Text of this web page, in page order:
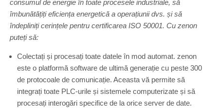
consumul de energie în toate procesele industriale, să
îmbunătățiți eficiența energetică a operațiunii dvs. și să
îndepliniți cerințele pentru certificarea ISO 50001. Cu zenon
puteți să:
Colectați și procesați toate datele în mod automat. zenon
este o platformă software de ultimă generație cu peste 300
de protocoale de comunicație. Aceasta vă permite să
integrați toate PLC-urile și sistemele computerizate și să
procesați interogări specifice de la orice server de date.